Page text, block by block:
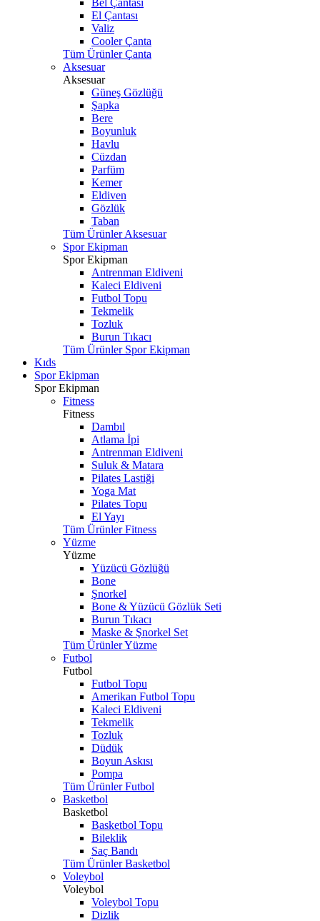
Bel Çantası
El Çantası
Valiz
Cooler Çanta
Tüm Ürünler Çanta
Aksesuar
Aksesuar
Güneş Gözlüğü
Şapka
Bere
Boyunluk
Havlu
Cüzdan
Parfüm
Kemer
Eldiven
Gözlük
Taban
Tüm Ürünler Aksesuar
Spor Ekipman
Spor Ekipman
Antrenman Eldiveni
Kaleci Eldiveni
Futbol Topu
Tekmelik
Tozluk
Burun Tıkacı
Tüm Ürünler Spor Ekipman
Kıds
Spor Ekipman
Spor Ekipman
Fitness
Fitness
Dambıl
Atlama İpi
Antrenman Eldiveni
Suluk & Matara
Pilates Lastiği
Yoga Mat
Pilates Topu
El Yayı
Tüm Ürünler Fitness
Yüzme
Yüzme
Yüzücü Gözlüğü
Bone
Şnorkel
Bone & Yüzücü Gözlük Seti
Burun Tıkacı
Maske & Şnorkel Set
Tüm Ürünler Yüzme
Futbol
Futbol
Futbol Topu
Amerikan Futbol Topu
Kaleci Eldiveni
Tekmelik
Tozluk
Düdük
Boyun Askısı
Pompa
Tüm Ürünler Futbol
Basketbol
Basketbol
Basketbol Topu
Bileklik
Saç Bandı
Tüm Ürünler Basketbol
Voleybol
Voleybol
Voleybol Topu
Dizlik